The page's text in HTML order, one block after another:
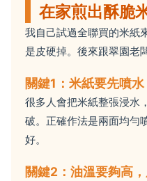
在家煎出酥脆
我自己試過全聯買的米紙
是皮硬掉。後來跟翠園老
關鍵1：米紙要先噴
很多人會把米紙整張浸水
破。正確作法是兩面均勻
好。
關鍵2：油溫要夠高